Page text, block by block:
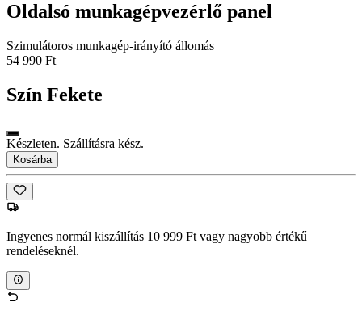
Oldalsó munkagépvezérlő panel
Szimulátoros munkagép-irányító állomás
54 990 Ft
Szín Fekete
Készleten. Szállításra kész.
Kosárba
Ingyenes normál kiszállítás 10 999 Ft vagy nagyobb értékű
rendeléseknél.